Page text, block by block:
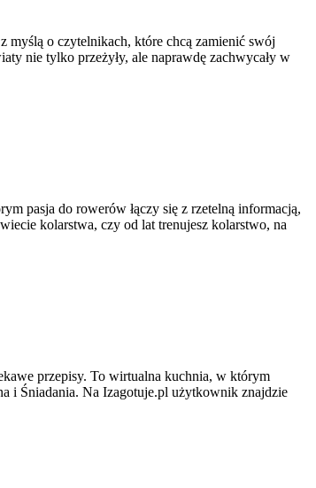
o czytelnikach, które chcą zamienić swój
nie tylko przeżyły, ale naprawdę zachwycały w
pasja do rowerów łączy się z rzetelną informacją,
kolarstwa, czy od lat trenujesz kolarstwo, na
przepisy. To wirtualna kuchnia, w którym
i Śniadania. Na Izagotuje.pl użytkownik znajdzie